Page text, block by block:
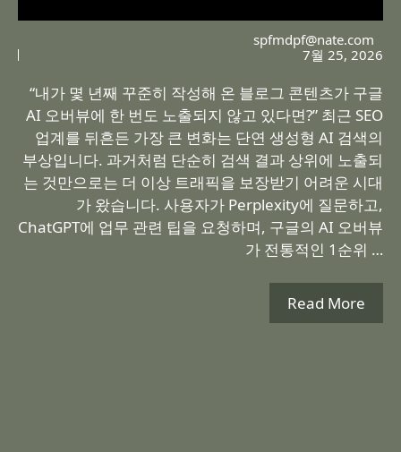
spfmdpf@nate.com
7월 25, 2026
“내가 몇 년째 꾸준히 작성해 온 블로그 콘텐츠가 구글
AI 오버뷰에 한 번도 노출되지 않고 있다면?” 최근 SEO
업계를 뒤흔든 가장 큰 변화는 단연 생성형 AI 검색의
부상입니다. 과거처럼 단순히 검색 결과 상위에 노출되
는 것만으로는 더 이상 트래픽을 보장받기 어려운 시대
가 왔습니다. 사용자가 Perplexity에 질문하고,
ChatGPT에 업무 관련 팁을 요청하며, 구글의 AI 오버뷰
가 전통적인 1순위 …
Read More